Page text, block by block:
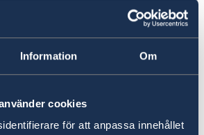
Information Om
cookies
för att anpassa innehållet
förekommer tidvis
feber, huvudvärk och
särskilt under